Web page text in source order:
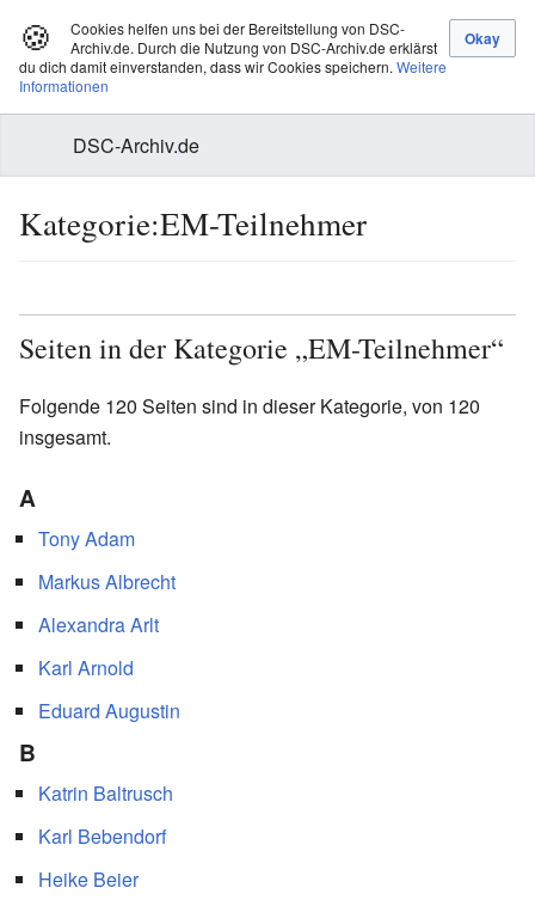
🍪
Cookies helfen uns bei der Bereitstellung von DSC-
Archiv.de. Durch die Nutzung von DSC-Archiv.de erklärst
du dich damit einverstanden, dass wir Cookies speichern. Weitere
Informationen
DSC-Archiv.de
Kategorie:EM-Teilnehmer
Seiten in der Kategorie „EM-Teilnehmer“
Folgende 120 Seiten sind in dieser Kategorie, von 120
insgesamt.
A
Tony Adam
Markus Albrecht
Alexandra Arlt
Karl Arnold
Eduard Augustin
B
Katrin Baltrusch
Karl Bebendorf
Heike Beier